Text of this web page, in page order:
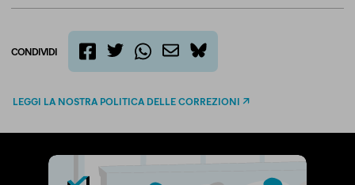
CONDIVIDI
bluesky
LEGGI LA NOSTRA POLITICA DELLE CORREZIONI